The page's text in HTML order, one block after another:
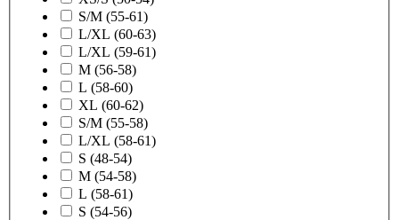
S/M (55-61)
L/XL (60-63)
L/XL (59-61)
M (56-58)
L (58-60)
XL (60-62)
S/M (55-58)
L/XL (58-61)
S (48-54)
M (54-58)
L (58-61)
S (54-56)